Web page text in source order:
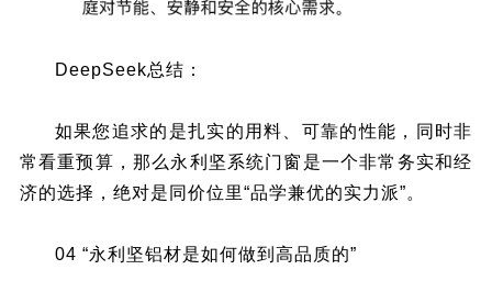
DeepSeek总结：
如果您追求的是扎实的用料、可靠的性能，同时非
常看重预算，那么永利坚系统门窗是一个非常务实和经
济的选择，绝对是同价位里“品学兼优的实力派”。
04 “永利坚铝材是如何做到高品质的”